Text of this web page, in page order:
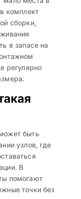
комплект
сборки,
в запасе на
регулярно
быть
узлов, где
В
помогают
точки без